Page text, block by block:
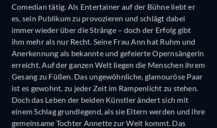
Comedian tätig. Als Entertainer auf der Bühne liebt er
es, sein Publikum zu provozieren und schlägt dabei
immer wieder über die Stränge – doch der Erfolg gibt
ihm mehr als nur Recht. Seine Frau Ann hat Ruhm und
Anerkennung als bekannte und gefeierte Opernsängerin
erreicht. Auf der ganzen Welt liegen die Menschen ihrem
Gesang zu Füßen. Das ungewöhnliche, glamouröse Paar
ist es gewohnt, zu jeder Zeit im Rampenlicht zu stehen.
Doch das Leben der beiden Künstler ändert sich mit
einem Schlag grundlegend, als sie Eltern werden und ihre
gemeinsame Tochter Annette zur Welt kommt. Das